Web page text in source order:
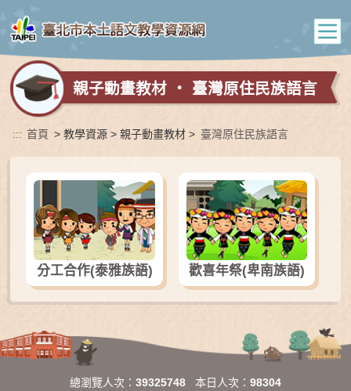
親子動畫教材 ‧ 臺灣原住民族語言
::: 首頁 > 教學資源 > 親子動畫教材 > 臺灣原住民族語言
分工合作(泰雅族語) 歡喜年祭(卑南族語)
總瀏覽人次： 39325748本日人次： 98304